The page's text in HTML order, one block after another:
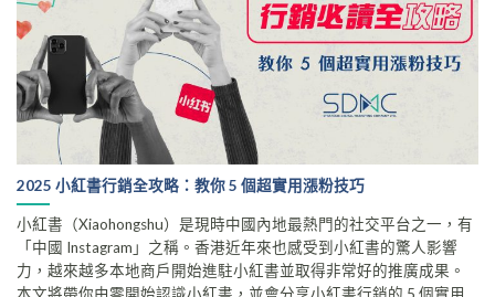
2025 小紅書行銷全攻略：教你 5 個超實用漲粉技巧
小紅書（Xiaohongshu）是現時中國內地最熱門的社交平台之一，有
「中國 Instagram」之稱。香港近年來也感受到小紅書的驚人影響
力，越來越多本地商戶開始進駐小紅書並取得非常好的推廣成果。
本文將帶你由零開始認識小紅書，並會分享小紅書行銷的 5 個實用